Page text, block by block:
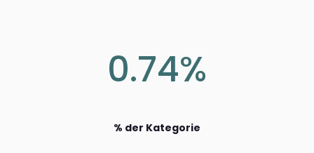
0.74%
% der Kategorie